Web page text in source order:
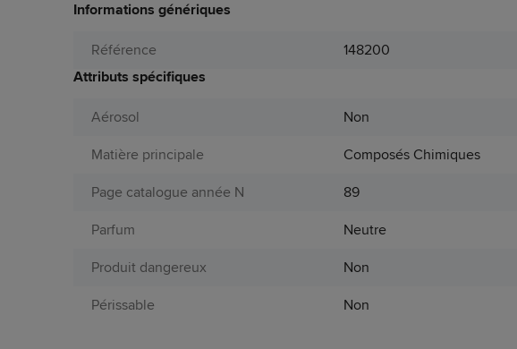
Informations génériques
Référence
148200
Attributs spécifiques
Aérosol
Non
Matière principale
Composés Chimiques
Page catalogue année N
89
Parfum
Neutre
Produit dangereux
Non
Périssable
Non